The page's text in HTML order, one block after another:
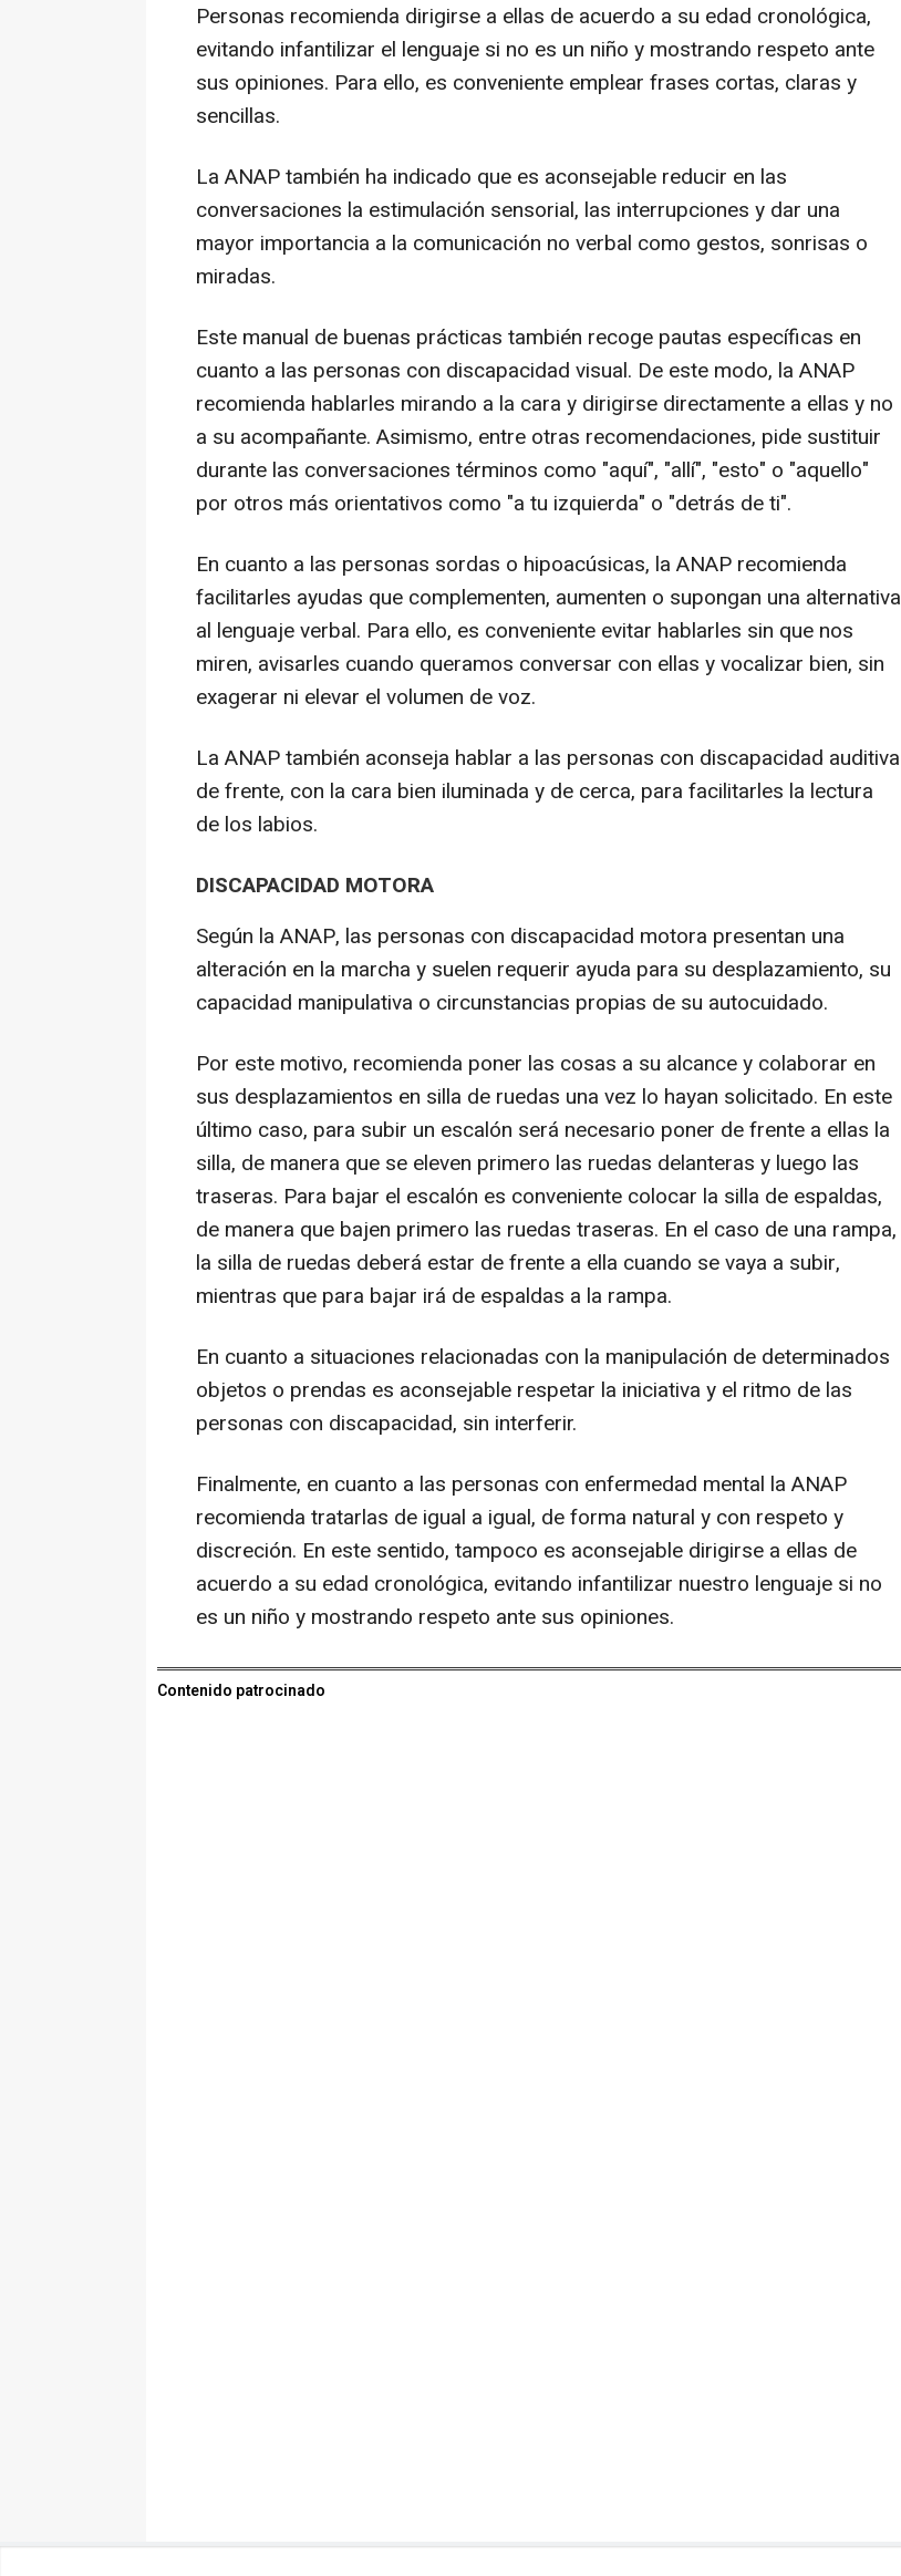
Personas recomienda dirigirse a ellas de acuerdo a su edad cronológica,
evitando infantilizar el lenguaje si no es un niño y mostrando respeto ante
sus opiniones. Para ello, es conveniente emplear frases cortas, claras y
sencillas.
La ANAP también ha indicado que es aconsejable reducir en las
conversaciones la estimulación sensorial, las interrupciones y dar una
mayor importancia a la comunicación no verbal como gestos, sonrisas o
miradas.
Este manual de buenas prácticas también recoge pautas específicas en
cuanto a las personas con discapacidad visual. De este modo, la ANAP
recomienda hablarles mirando a la cara y dirigirse directamente a ellas y no
a su acompañante. Asimismo, entre otras recomendaciones, pide sustituir
durante las conversaciones términos como "aquí", "allí", "esto" o "aquello"
por otros más orientativos como "a tu izquierda" o "detrás de ti".
En cuanto a las personas sordas o hipoacúsicas, la ANAP recomienda
facilitarles ayudas que complementen, aumenten o supongan una alternativa
al lenguaje verbal. Para ello, es conveniente evitar hablarles sin que nos
miren, avisarles cuando queramos conversar con ellas y vocalizar bien, sin
exagerar ni elevar el volumen de voz.
La ANAP también aconseja hablar a las personas con discapacidad auditiva
de frente, con la cara bien iluminada y de cerca, para facilitarles la lectura
de los labios.
DISCAPACIDAD MOTORA
Según la ANAP, las personas con discapacidad motora presentan una
alteración en la marcha y suelen requerir ayuda para su desplazamiento, su
capacidad manipulativa o circunstancias propias de su autocuidado.
Por este motivo, recomienda poner las cosas a su alcance y colaborar en
sus desplazamientos en silla de ruedas una vez lo hayan solicitado. En este
último caso, para subir un escalón será necesario poner de frente a ellas la
silla, de manera que se eleven primero las ruedas delanteras y luego las
traseras. Para bajar el escalón es conveniente colocar la silla de espaldas,
de manera que bajen primero las ruedas traseras. En el caso de una rampa,
la silla de ruedas deberá estar de frente a ella cuando se vaya a subir,
mientras que para bajar irá de espaldas a la rampa.
En cuanto a situaciones relacionadas con la manipulación de determinados
objetos o prendas es aconsejable respetar la iniciativa y el ritmo de las
personas con discapacidad, sin interferir.
Finalmente, en cuanto a las personas con enfermedad mental la ANAP
recomienda tratarlas de igual a igual, de forma natural y con respeto y
discreción. En este sentido, tampoco es aconsejable dirigirse a ellas de
acuerdo a su edad cronológica, evitando infantilizar nuestro lenguaje si no
es un niño y mostrando respeto ante sus opiniones.
Contenido patrocinado